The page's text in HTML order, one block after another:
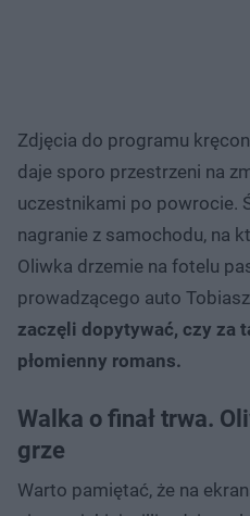
Zdjęcia do programu
daje sporo przestrzeni na
uczestnikami po powrocie.
nagranie z samochodu, na
Oliwka drzemie na fotelu
prowadzącego auto
zaczęli dopytywać, czy za
płomienny romans.
Walka o finał trwa.
grze
Warto pamiętać, że na